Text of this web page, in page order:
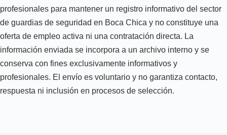
profesionales para mantener un registro informativo del sector
de guardias de seguridad en Boca Chica y no constituye una
oferta de empleo activa ni una contratación directa. La
información enviada se incorpora a un archivo interno y se
conserva con fines exclusivamente informativos y
profesionales. El envío es voluntario y no garantiza contacto,
respuesta ni inclusión en procesos de selección.